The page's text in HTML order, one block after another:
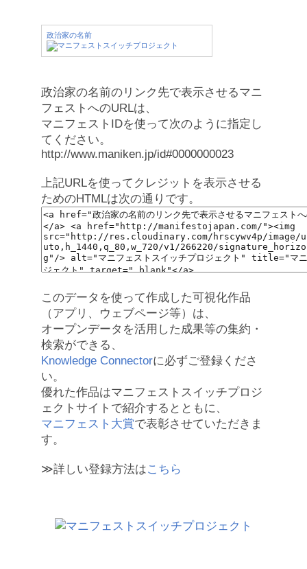
政治家の名前
政治家の名前のリンク先で表示させるマニ
フェストへのURLは、
マニフェストIDを使って次のように指定し
てください。
http://www.maniken.jp/id#0000000023
上記URLを使ってクレジットを表示させる
ためのHTMLは次の通りです。
このデータを使って作成した可視化作品
（アプリ、ウェブページ等）は、
オープンデータを活用した成果等の集約・
検索ができる、
Knowledge Connectorに必ずご登録くださ
い。
優れた作品はマニフェストスイッチプロジ
ェクトサイトで紹介するとともに、
マニフェスト大賞で表彰させていただきま
す。
≫詳しい登録方法はこちら